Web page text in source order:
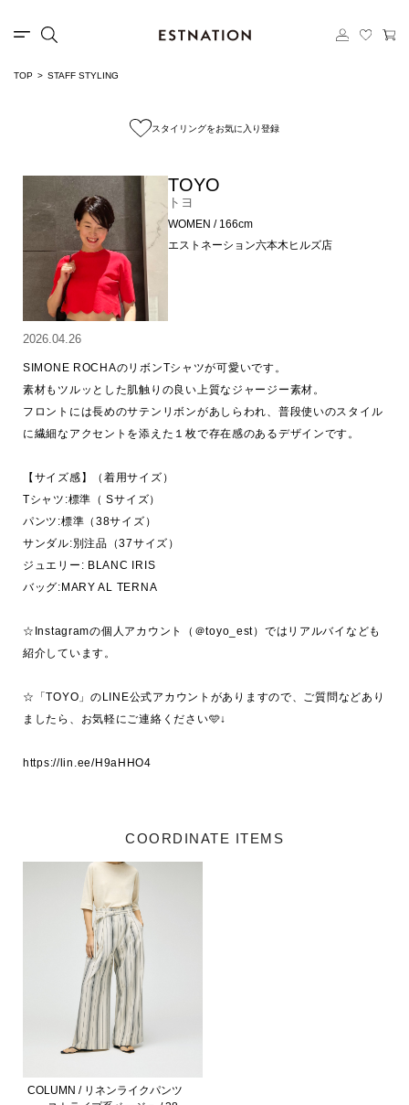
TOP STAFF STYLING
スタイリングをお気に入り登録
TOYO
トヨ
WOMEN / 166cm
エストネーション六本木ヒルズ店
2026.04.26
SIMONE ROCHAのリボンTシャツが可愛いです。
素材もツルッとした肌触りの良い上質なジャージー素材。
フロントには長めのサテンリボンがあしらわれ、普段使いのスタイル
に繊細なアクセントを添えた１枚で存在感のあるデザインです。
【サイズ感】（着用サイズ）
Tシャツ:標準（ Sサイズ）
パンツ:標準（38サイズ）
サンダル:別注品（37サイズ）
ジュエリー: BLANC IRIS
バッグ:MARY AL TERNA
☆Instagramの個人アカウント（＠toyo_est）ではリアルバイなども
紹介しています。
☆「TOYO」のLINE公式アカウントがありますので、ご質問などあり
ましたら、お気軽にご連絡ください🩵↓
COORDINATE ITEMS
COLUMN / リネンライクパンツ